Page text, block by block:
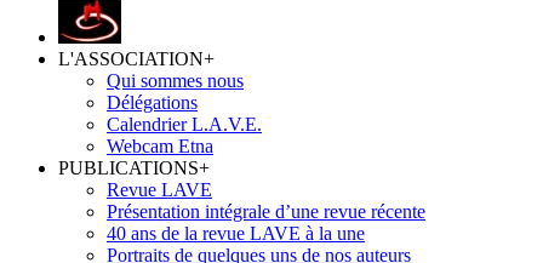
L'ASSOCIATION+
Qui sommes nous
Délégations
Calendrier L.A.V.E.
Webcam Etna
PUBLICATIONS+
Revue LAVE
Présentation intégrale d’une revue récente
40 ans de la revue LAVE à la une
Portraits de quelques uns de nos auteurs